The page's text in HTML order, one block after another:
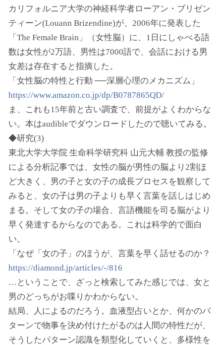
カリフォルニア大学の神経科学者ローアン・ブリゼン
ティーン(Louann Brizendine)が、2006年に発表した
「The Female Brain」（女性脳）に、1日にしゃべる語
数は女性が2万語、男性は7000語で、会話における男
女差は存在すると指摘した。
「女性脳の特性と行動 ──深層心理のメカニズム」
https://www.amazon.co.jp/dp/B0787865QD/
ま、これも15年前と古い調査で、前提がよくわからな
い。本はaudibleでダウンロードしたので聴いてみる。
◆研究(3)
東北大学大学院 生命科学研究科 山元大輔 教授の監修
による分析記事では、女性の脳が男性の脳より2割ほ
ど大きく、男の子と女の子の成長プロセスを観察して
みると、女の子は男の子よりも早く言葉を話しはじめ
まる。そして女の子の場合、言語機能を司る脳がより
早く発達するからなのである。これは科学的で面白
い。
「なぜ「女の子」のほうが、言葉を早く話せるのか？
https://diamond.jp/articles/-/816
…ということで、ざっと検索してみた感じでは、女と
男のどっちがお喋りかわからない。
結局、人によるのだろう。血液型占いとか、何かのパ
ターンで物事を決め付けたがるのは人間の特性だが、
そうしたパターン認識を類型化していくと、多様性を